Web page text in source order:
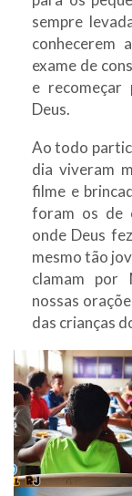
sempre
conhecerem
exame de
e recomeçar
Deus.
Ao todo
dia viveram
filme e
foram os de
onde Deus
mesmo tão
clamam por
nossas
das crianças